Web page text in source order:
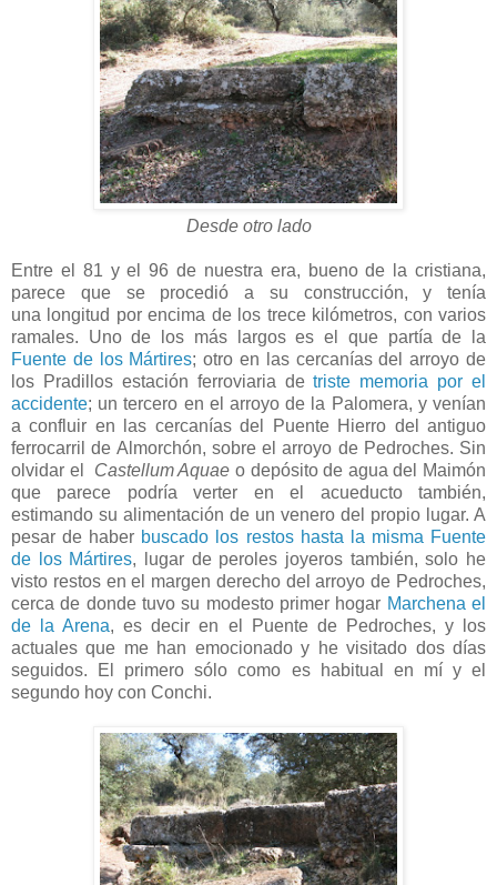
Desde otro lado
Entre el 81 y el 96 de nuestra era, bueno de la cristiana,
parece que se procedió a su construcción, y tenía
una longitud por encima de los trece kilómetros, con varios
ramales. Uno de los más largos es el que partía de la
Fuente de los Mártires; otro en las cercanías del arroyo de
los Pradillos estación ferroviaria detriste memoria por el
accidente; un tercero en el arroyo de la Palomera, y venían
a confluir en las cercanías del Puente Hierro del antiguo
ferrocarril de Almorchón, sobre el arroyo de Pedroches. Sin
olvidar el Castellum Aquae o depósito de agua del Maimón
que parece podría verter en el acueducto también,
estimando su alimentación de un venero del propio lugar. A
pesar de haber buscado los restos hasta la misma Fuente
de los Mártires, lugar de peroles joyeros también, solo he
visto restos en el margen derecho del arroyo de Pedroches,
cerca de donde tuvo su modesto primer hogar Marchena el
de la Arena, es decir en el Puente de Pedroches, y los
actuales que me han emocionado y he visitado dos días
seguidos. El primero sólo como es habitual en mí y el
segundo hoy con Conchi.